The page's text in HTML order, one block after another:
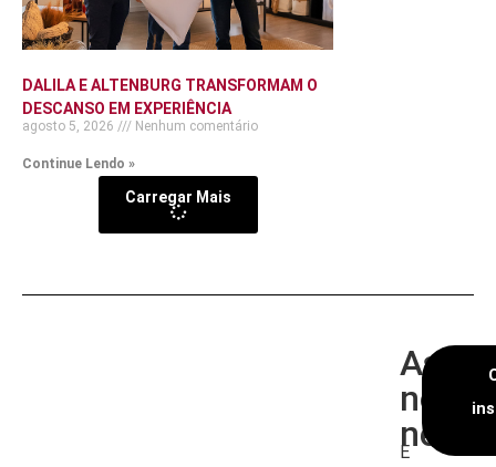
DALILA E ALTENBURG TRANSFORMAM O
DESCANSO EM EXPERIÊNCIA
agosto 5, 2026 Nenhum comentário
Continue Lendo »
Carregar Mais
nossa
E